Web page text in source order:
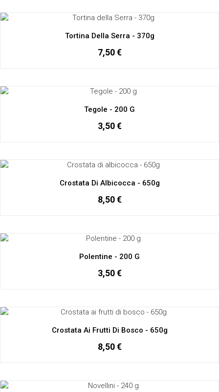
Tortina Della Serra - 370g
7,50 €
Tegole - 200 G
3,50 €
Crostata Di Albicocca - 650g
8,50 €
Polentine - 200 G
3,50 €
Crostata Ai Frutti Di Bosco - 650g
8,50 €